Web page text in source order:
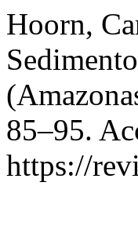
Hoorn,
85–95.
https://